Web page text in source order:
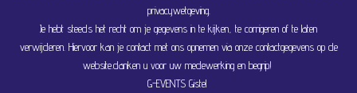
privacywetgeving.
Je hebt steeds het recht om je gegevens in te kijken, te corrigeren of te laten
verwijderen. Hiervoor kan je contact met ons opnemen via onze contactgegevens op de
website.danken u voor uw medewerking en begrip!
G-EVENTS Gistel